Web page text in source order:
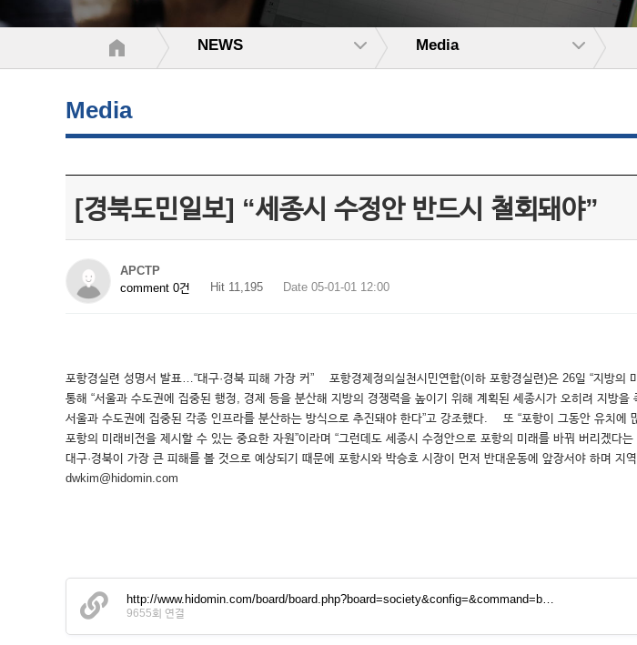
NEWS Media
Media
[경북도민일보] “세종시 수정안 반드시 철회돼야”
APCTP
comment 0건
Hit 11,195 Date 05-01-01 12:00
포항경실련 성명서 발표…“대구·경북 피해 가장 커” 포항경제정의실천시민연합(이하 포항경실련)은 26일 “지방
통해 “서울과 수도권에 집중된 행정, 경제 등을 분산해 지방의 경쟁력을 높이기 위해 계획된 세종시가 오히려 지방
서울과 수도권에 집중된 각종 인프라를 분산하는 방식으로 추진돼야 한다”고 강조했다. 또 “포항이 그동안 유치
포항의 미래비전을 제시할 수 있는 중요한 자원”이라며 “그런데도 세종시 수정안으로 포항의 미래를 바꿔 버리겠
대구·경북이 가장 큰 피해를 볼 것으로 예상되기 때문에 포항시와 박승호 시장이 먼저 반대운동에 앞장서야 하며
dwkim@hidomin.com
http://www.hidomin.com/board/board.php?board=society&config=&command=b…
9655회 연결